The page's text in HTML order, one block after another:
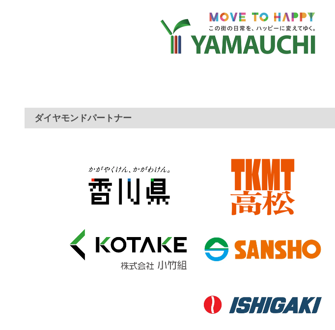
ダイヤモンドパートナー